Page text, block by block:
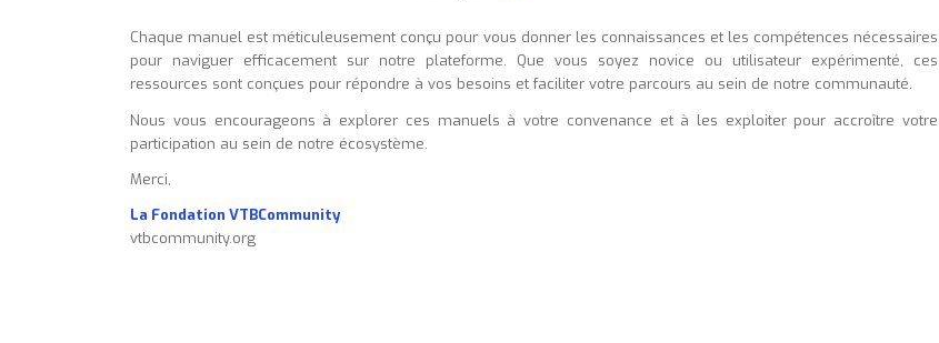
Chaque manuel est méticuleusement conçu pour vous donner les connaissances et les compétences nécessaires
pour naviguer efficacement sur notre plateforme. Que vous soyez novice ou utilisateur expérimenté, ces
ressources sont conçues pour répondre à vos besoins et faciliter votre parcours au sein de notre communauté.
Nous vous encourageons à explorer ces manuels à votre convenance et à les exploiter pour accroître votre
participation au sein de notre écosystème.
Merci,
La Fondation VTBCommunity
vtbcommunity.org